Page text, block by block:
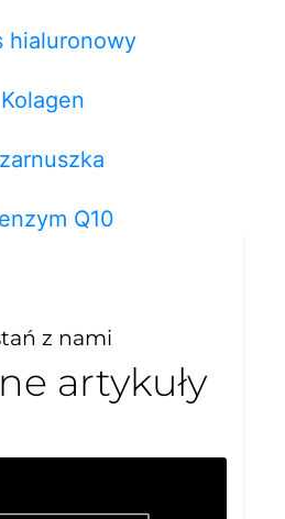
hialuronowy
Kolagen
Q10
z nami
artykuły